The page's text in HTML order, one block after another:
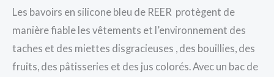
Les bavoirs en silicone bleu de REER protègent de
manière fiable les vêtements et l’environnement des
taches et des miettes disgracieuses , des bouillies, des
fruits, des pâtisseries et des jus colorés. Avec un bac de